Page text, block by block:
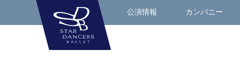
公演情報 カンパニー